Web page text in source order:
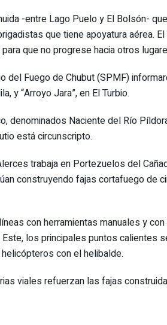
-entre Lago Puelo y El Bolsón-
que tiene apoyatura aérea.
que no progrese hacia otros
del Fuego de Chubut (SPMF)
y “Arroyo Jara”, en El Turbio.
denominados Naciente del Río
está circunscripto.
trabaja en Portezuelos del
construyendo fajas cortafuego de
con herramientas manuales y
los principales puntos calientes
con el helibalde.
viales refuerzan las fajas